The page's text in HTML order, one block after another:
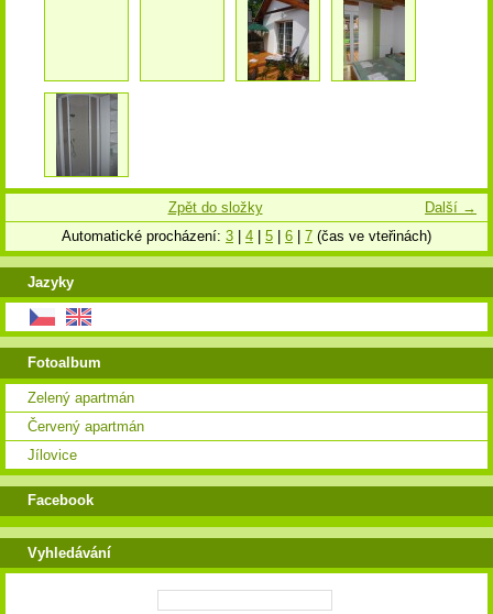
Další →
Zpět do složky
Automatické procházení: 3 4 5 6 7 (čas ve vteřinách)
Jazyky
Fotoalbum
Zelený apartmán
Červený apartmán
Jílovice
Facebook
Vyhledávání